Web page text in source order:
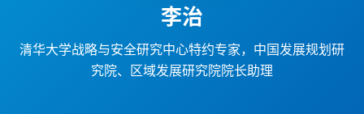
李治
清华大学战略与安全研究中心特约专家，中国发展规划研
究院、区域发展研究院院长助理